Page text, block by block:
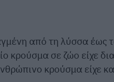
από τη λύσσα έως
κρούσμα σε ζώο είχε
κρούσμα είχε